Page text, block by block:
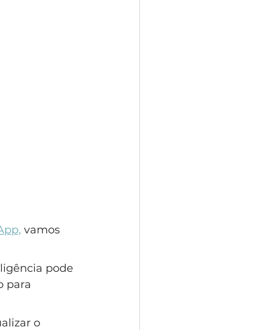
vamos
pode
para
o